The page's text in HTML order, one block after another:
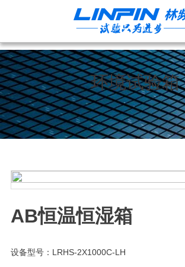
环境试验箱
AB恒温恒湿箱
设备型号：LRHS-2X1000C-LH